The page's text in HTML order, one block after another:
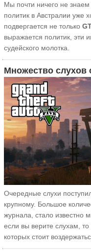
Мы почти ничего не знаем
политик в Австралии уже
подвергается не только
выражается политик, эти
судейского молотка.
Множество слухов
Очередные слухи
крупному. Большое
журнала, стало известно
если вы верите слухам,
которых стоит